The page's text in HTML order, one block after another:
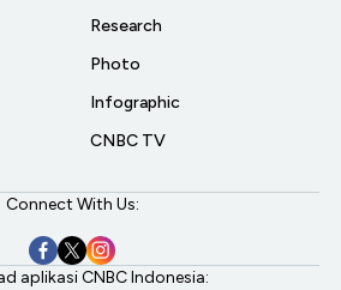
Research
Photo
Infographic
CNBC TV
Connect With Us:
aplikasi CNBC Indonesia: